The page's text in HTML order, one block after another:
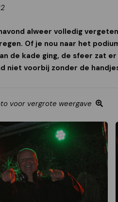
alweer volledig
Of je nou naar het
de kade ging, de sfeer zat
niet voorbij zonder de
voor vergrote weergave